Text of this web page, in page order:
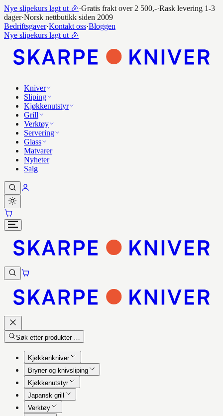
Nye slipekurs lagt ut 🎉·Gratis frakt over 2 500,-·Rask levering 1-3
dager·Norsk nettbutikk siden 2009
Bedriftsgaver·Kontakt oss·Bloggen
Nye slipekurs lagt ut 🎉
Kniver
Sliping
Kjøkkenutstyr
Grill
Verktøy
Servering
Glass
Matvarer
Nyheter
Salg
Søk etter produkter …
Kjøkkenkniver
Bryner og knivsliping
Kjøkkenutstyr
Japansk grill
Verktøy